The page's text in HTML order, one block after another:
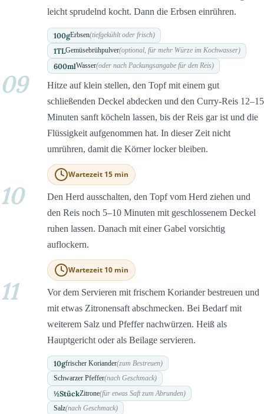
leicht sprudelnd kocht. Dann die Erbsen einrühren.
100gErbsen(tiefgekühlt oder frisch)
1TLGemüsebrühpulver(optional, für mehr Würze im Kochwasser)
600mlWasser(oder nach Packungsangabe für den Reis)
09
Hitze auf klein stellen, den Topf mit einem gut
schließenden Deckel abdecken und den Curry-Reis 12–15
Minuten sanft köcheln lassen, bis der Reis gar ist und die
Flüssigkeit aufgenommen hat. In dieser Zeit nicht
umrühren, damit die Körner locker bleiben.
Wartezeit 15 min
10
Den Herd ausschalten, den Topf vom Herd ziehen und
den Reis noch 5–10 Minuten mit geschlossenem Deckel
ruhen lassen. Danach mit einer Gabel vorsichtig
auflockern.
Wartezeit 10 min
11
Vor dem Servieren mit frischem Koriander bestreuen und
mit etwas Zitronensaft abschmecken. Bei Bedarf mit
weiterem Salz und Pfeffer nachwürzen. Heiß als
Hauptgericht oder als Beilage servieren.
10gfrischer Koriander(zum Bestreuen)
Schwarzer Pfeffer(nach Geschmack)
½StückZitrone(für etwas Saft zum Abrunden)
Salz(nach Geschmack)